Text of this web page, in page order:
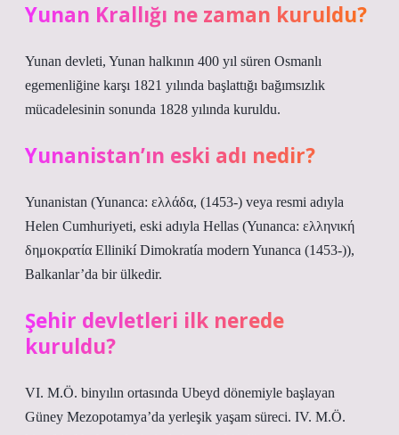
Yunan Krallığı ne zaman kuruldu?
Yunan devleti, Yunan halkının 400 yıl süren Osmanlı
egemenliğine karşı 1821 yılında başlattığı bağımsızlık
mücadelesinin sonunda 1828 yılında kuruldu.
Yunanistan’ın eski adı nedir?
Yunanistan (Yunanca: ελλάδα, (1453-) veya resmi adıyla
Helen Cumhuriyeti, eski adıyla Hellas (Yunanca: ελληνική
δημοκρατία Ellinikí Dimokratía modern Yunanca (1453-)),
Balkanlar’da bir ülkedir.
Şehir devletleri ilk nerede
kuruldu?
VI. M.Ö. binyılın ortasında Ubeyd dönemiyle başlayan
Güney Mezopotamya’da yerleşik yaşam süreci. IV. M.Ö.